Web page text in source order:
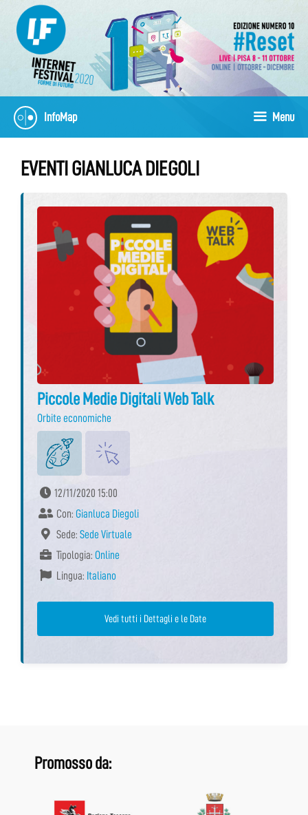
contenuto
InfoMap Menu
EVENTI GIANLUCA DIEGOLI
Piccole Medie Digitali Web Talk
Orbite economiche
12/11/2020 15:00
Con: Gianluca Diegoli
Sede: Sede Virtuale
Tipologia: Online
Lingua: Italiano
Vedi tutti i Dettagli e le Date
Promosso da: